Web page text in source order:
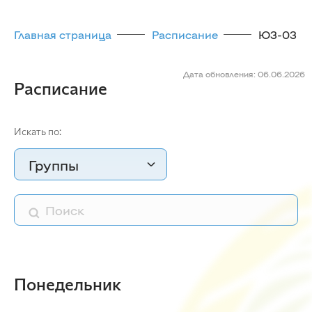
Главная страница Расписание Ю3-03
Дата обновления: 06.06.2026
Расписание
Искать по:
Группы
Понедельник